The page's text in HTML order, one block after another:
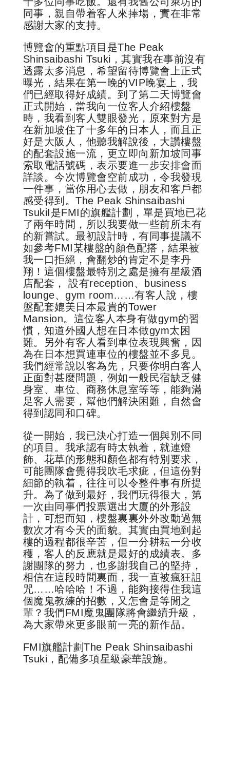
同事，親自帶着客人來捧場，實在非常
感謝大家的支持。
博覽會的重點項目是The Peak
Shinsaibashi Tsuki，其實我在事前沒有
透露太多消息，希望留待博覽會上正式
曝光，結果在第一晚的VIP晚宴上，我
們已經取得好成績。到了第二天博覽會
正式開始，當我向一位客人介紹樓盤
時，我看到客人雙眼發光，原來對方是
在新加坡住了十多年的日本人，而且正
好是大阪人，他聽我解說後，大讚樓盤
的配套設施一流，更立即向新加坡同事
索取電話號碼，表示要進一步安排會面
詳談。今次博覽會空前成功，令我發現
一件事，當你用心去做，朋友和客戶都
感受得到。The Peak Shinsaibashi
TsukiI是FMI的旗艦計劃，單是買地已花
了兩年時間，所以我要做一些前所未有
的新嘗試。最初設計時，有同事提議不
如參考FMI某樓盤的顏色配搭，結果被
我一口拒絕，會翻炒的肯定不是李丹
翔！這個樓盤最特別之處是擁有星級酒
店配套， 設有reception、business
lounge、gym room……有客人說，樓
盤配套媲美日本最貴的Tower
Mansion。這位客人本身有做gym的習
慣，知道外國人想在日本做gym太困
難。另外有客人看到車位表現興奮，因
為在日本想買連車位的樓盤並不多見。
我們經常說以客為先，只要你明白客人
正面對甚麼問題，例如一般民宿缺乏健
身室、車位、商務休息室等等，能夠滿
足客人需要，幫他們解決困難，自然會
得到認同和口碑。
從一開始，我已決心打造一個與別不同
的項目。我承認有時太執着，就連燈
飾、花草的形態和顏色都有特別要求，
可能團隊會覺得我吹毛求疵，但這份對
細節的執着，往往可以令整件事有所提
升。為了做到最好，我們玩得很大，第
一次由同事們投票選出大廈的外形設
計，可想而知，樓盤裏裏外外改動過無
數次才有今天的面貌。其實由買地到起
樓的過程都很辛苦，但一分耕耘一分收
穫，客人的反應就是最好的成績表。多
謝團隊的努力，也多謝我自己的堅持，
相信在這段時間裏面，我一直被瘋狂詛
咒……哈哈哈！不過，能夠接得住我這
個魔鬼教練的招數，又怎會是等閒之
輩？我們FMI魔鬼團隊將會繼續升級，
為大家帶來更多眼前一亮的新作品。
FMI旗艦計劃The Peak Shinsaibashi
Tsuki，配備多項星級豪華設施。